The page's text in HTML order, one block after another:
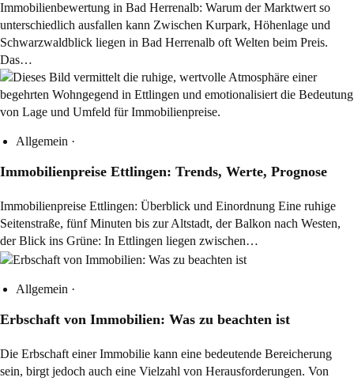
Immobilienbewertung in Bad Herrenalb: Warum der Marktwert so
unterschiedlich ausfallen kann Zwischen Kurpark, Höhenlage und
Schwarzwaldblick liegen in Bad Herrenalb oft Welten beim Preis.
Das…
Allgemein ·
Immobilienpreise Ettlingen: Trends, Werte, Prognose
Immobilienpreise Ettlingen: Überblick und Einordnung Eine ruhige
Seitenstraße, fünf Minuten bis zur Altstadt, der Balkon nach Westen,
der Blick ins Grüne: In Ettlingen liegen zwischen…
Allgemein ·
Erbschaft von Immobilien: Was zu beachten ist
Die Erbschaft einer Immobilie kann eine bedeutende Bereicherung
sein, birgt jedoch auch eine Vielzahl von Herausforderungen. Von